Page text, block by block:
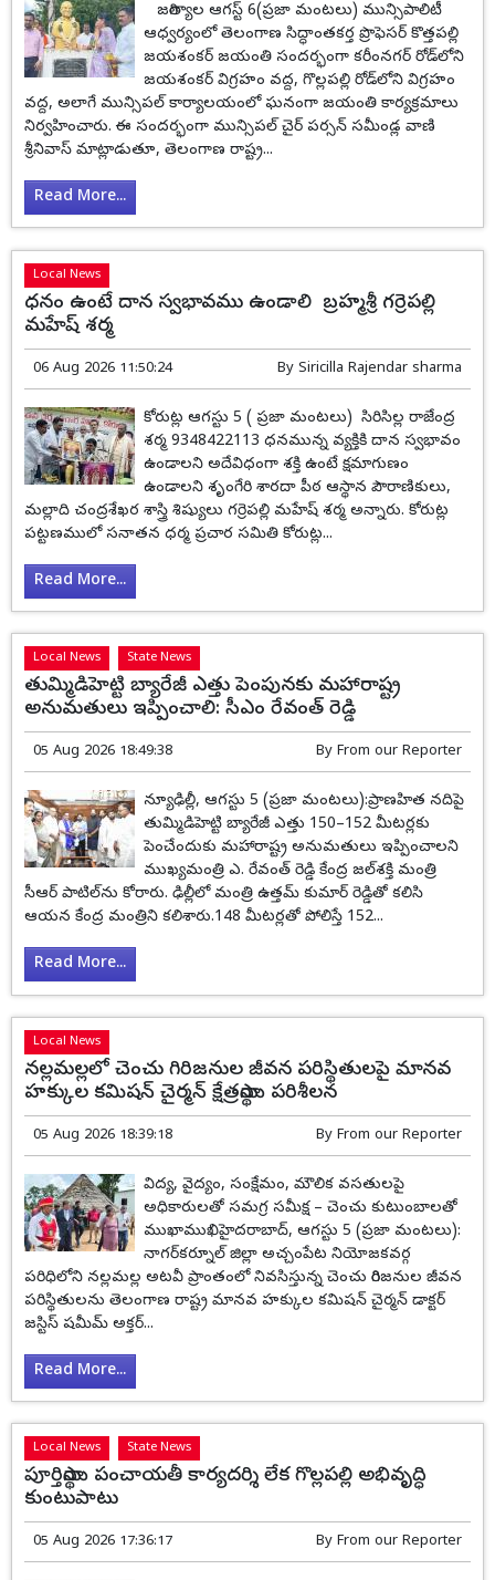
జగిత్యాల ఆగస్ట్ 6(ప్రజా మంటలు) మున్సిపాలిటీ
ఆధ్వర్యంలో తెలంగాణ సిద్ధాంతకర్త ప్రొఫెసర్ కొత్తపల్లి
జయశంకర్ జయంతి సందర్భంగా కరీంనగర్ రోడ్‌లోని
జయశంకర్ విగ్రహం వద్ద, గొల్లపల్లి రోడ్‌లోని విగ్రహం
వద్ద, అలాగే మున్సిపల్ కార్యాలయంలో ఘనంగా జయంతి కార్యక్రమాలు
నిర్వహించారు. ఈ సందర్భంగా మున్సిపల్ చైర్ పర్సన్ సమీండ్ల వాణి
శ్రీనివాస్ మాట్లాడుతూ, తెలంగాణ రాష్ట్ర...
Read More...
Local News
ధనం ఉంటే దాన స్వభావము ఉండాలి బ్రహ్మశ్రీ గర్రెపల్లి
మహేష్ శర్మ
06 Aug 2026 11:50:24 By Siricilla Rajendar sharma
కోరుట్ల ఆగస్టు 5 ( ప్రజా మంటలు) సిరిసిల్ల రాజేంద్ర
శర్మ 9348422113 ధనమున్న వ్యక్తికి దాన స్వభావం
ఉండాలని అదేవిధంగా శక్తి ఉంటే క్షమాగుణం
ఉండాలని శృంగేరి శారదా పీఠ ఆస్థాన పౌరాణికులు,
మల్లాది చంద్రశేఖర శాస్త్రి శిష్యులు గర్రెపల్లి మహేష్ శర్మ అన్నారు. కోరుట్ల
పట్టణములో సనాతన ధర్మ ప్రచార సమితి కోరుట్ల...
Read More...
Local News State News
తుమ్మిడిహెట్టి బ్యారేజీ ఎత్తు పెంపునకు మహారాష్ట్ర
అనుమతులు ఇప్పించాలి: సీఎం రేవంత్ రెడ్డి
05 Aug 2026 18:49:38 By From our Reporter
న్యూఢిల్లీ, ఆగస్టు 5 (ప్రజా మంటలు):ప్రాణహిత నదిపై
తుమ్మిడిహెట్టి బ్యారేజీ ఎత్తు 150–152 మీటర్లకు
పెంచేందుకు మహారాష్ట్ర అనుమతులు ఇప్పించాలని
ముఖ్యమంత్రి ఎ. రేవంత్ రెడ్డి కేంద్ర జల్‌శక్తి మంత్రి
సీఆర్ పాటిల్‌ను కోరారు. ఢిల్లీలో మంత్రి ఉత్తమ్ కుమార్ రెడ్డితో కలిసి
ఆయన కేంద్ర మంత్రిని కలిశారు.148 మీటర్లతో పోలిస్తే 152...
Read More...
Local News
నల్లమల్లలో చెంచు గిరిజనుల జీవన పరిస్థితులపై మానవ
హక్కుల కమిషన్ చైర్మన్ క్షేత్రస్థాయి పరిశీలన
05 Aug 2026 18:39:18 By From our Reporter
విద్య, వైద్యం, సంక్షేమం, మౌలిక వసతులపై
అధికారులతో సమగ్ర సమీక్ష – చెంచు కుటుంబాలతో
ముఖాముఖిహైదరాబాద్, ఆగస్టు 5 (ప్రజా మంటలు):
నాగర్‌కర్నూల్ జిల్లా అచ్చంపేట నియోజకవర్గ
పరిధిలోని నల్లమల్ల అటవీ ప్రాంతంలో నివసిస్తున్న చెంచు గిరిజనుల జీవన
పరిస్థితులను తెలంగాణ రాష్ట్ర మానవ హక్కుల కమిషన్ చైర్మన్ డాక్టర్
జస్టిస్ షమీమ్ అక్తర్...
Read More...
Local News State News
పూర్తిస్థాయి పంచాయతీ కార్యదర్శి లేక గొల్లపల్లి అభివృద్ధి
కుంటుపాటు
05 Aug 2026 17:36:17 By From our Reporter